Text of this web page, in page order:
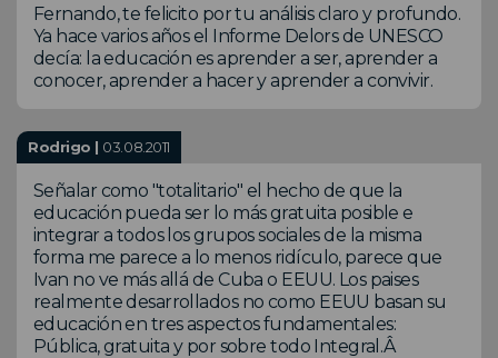
Fernando, te felicito por tu análisis claro y profundo.
Ya hace varios años el Informe Delors de UNESCO
decía: la educación es aprender a ser, aprender a
conocer, aprender a hacer y aprender a convivir.
Rodrigo | 03.08.2011
Señalar como "totalitario" el hecho de que la
educación pueda ser lo más gratuita posible e
integrar a todos los grupos sociales de la misma
forma me parece a lo menos ridículo, parece que
Ivan no ve más allá de Cuba o EEUU. Los paises
realmente desarrollados no como EEUU basan su
educación en tres aspectos fundamentales:
Pública, gratuita y por sobre todo Integral.Â